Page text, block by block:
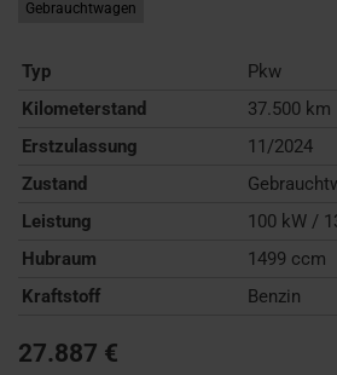
Gebrauchtwagen
Typ
Pkw
Kilometerstand
37.500 km
Erstzulassung
11/2024
Zustand
Leistung
100 kW /
Hubraum
1499 ccm
Kraftstoff
Benzin
27.887 €